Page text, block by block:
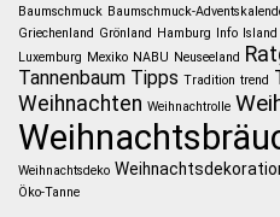
Baumschmuck Baumschmuck-
Griechenland Grönland Hamburg Info Island
Luxemburg Mexiko NABU Neuseeland
Tannenbaum Tipps Tradition trend
Weihnachten Weihnachtrolle
Weihnachtsdeko
Öko-Tanne